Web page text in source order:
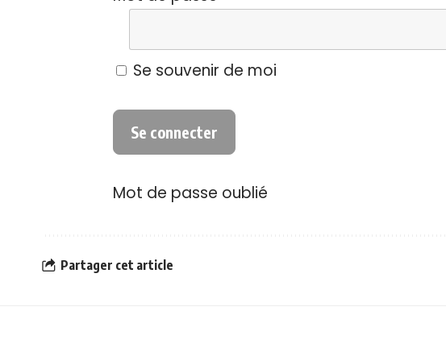
Se souvenir de moi
Mot de passe oublié
Partager cet article